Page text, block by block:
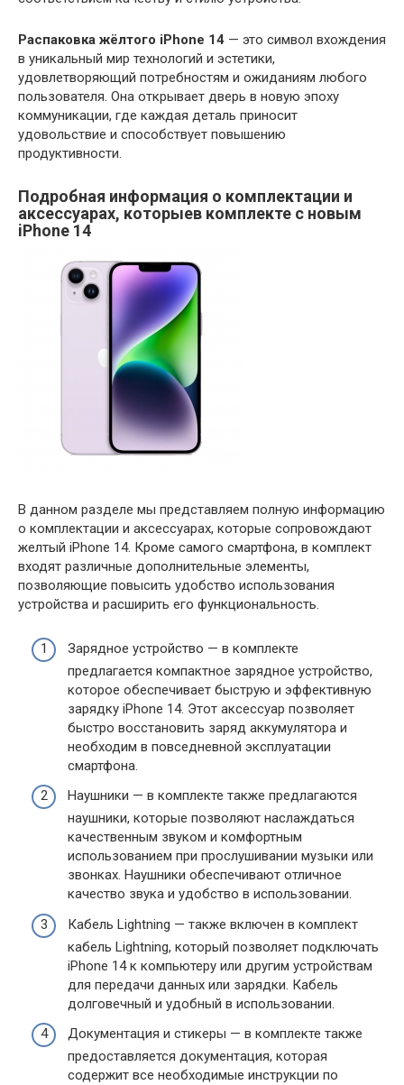
Распаковка жёлтого iPhone 14 — это символ вхождения
в уникальный мир технологий и эстетики,
удовлетворяющий потребностям и ожиданиям любого
пользователя. Она открывает дверь в новую эпоху
коммуникации, где каждая деталь приносит
удовольствие и способствует повышению
продуктивности.
Подробная информация о комплектации и
аксессуарах, которыев комплекте с новым
iPhone 14
В данном разделе мы представляем полную информацию
о комплектации и аксессуарах, которые сопровождают
желтый iPhone 14. Кроме самого смартфона, в комплект
входят различные дополнительные элементы,
позволяющие повысить удобство использования
устройства и расширить его функциональность.
Зарядное устройство — в комплекте
предлагается компактное зарядное устройство,
которое обеспечивает быструю и эффективную
зарядку iPhone 14. Этот аксессуар позволяет
быстро восстановить заряд аккумулятора и
необходим в повседневной эксплуатации
смартфона.
Наушники — в комплекте также предлагаются
наушники, которые позволяют наслаждаться
качественным звуком и комфортным
использованием при прослушивании музыки или
звонках. Наушники обеспечивают отличное
качество звука и удобство в использовании.
Кабель Lightning — также включен в комплект
кабель Lightning, который позволяет подключать
iPhone 14 к компьютеру или другим устройствам
для передачи данных или зарядки. Кабель
долговечный и удобный в использовании.
Документация и стикеры — в комплекте также
предоставляется документация, которая
содержит все необходимые инструкции по